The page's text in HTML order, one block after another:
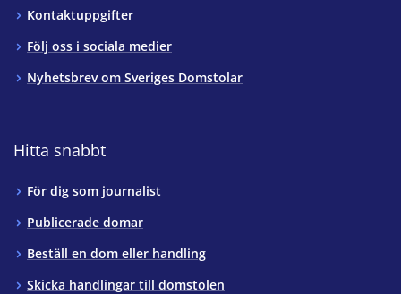
Kontaktuppgifter
Följ oss i sociala medier
Nyhetsbrev om Sveriges Domstolar
Hitta snabbt
För dig som journalist
Publicerade domar
Beställ en dom eller handling
Skicka handlingar till domstolen